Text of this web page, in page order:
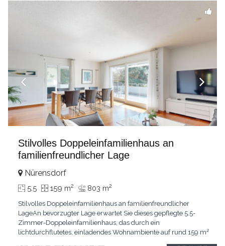
Stilvolles Doppeleinfamilienhaus an
familienfreundlicher Lage
Nürensdorf
5.5 159 m2 803 m2
Stilvolles Doppeleinfamilienhaus an familienfreundlicher
LageAn bevorzugter Lage erwartet Sie dieses gepflegte 5.5-
Zimmer-Doppeleinfamilienhaus, das durch ein
lichtdurchflutetes, einladendes Wohnambiente auf rund 159 m²